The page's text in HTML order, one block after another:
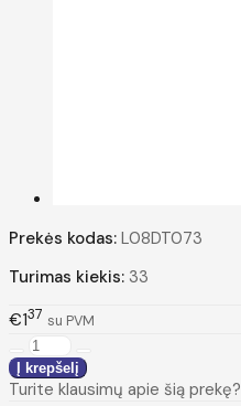
Prekės kodas: L08DT073
Turimas kiekis: 33
€137 su PVM
Turite klausimų apie šią prekę?